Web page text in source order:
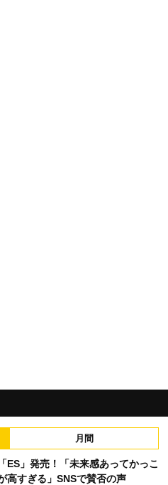
月間
ES」発売！「未来感あってかっこ
高すぎる」SNSで賛否の声